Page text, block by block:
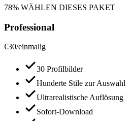
78% WÄHLEN DIESES PAKET
Professional
€30/einmalig
30 Profilbilder
Hunderte Stile zur Auswahl
Ultrarealistische Auflösung
Sofort-Download